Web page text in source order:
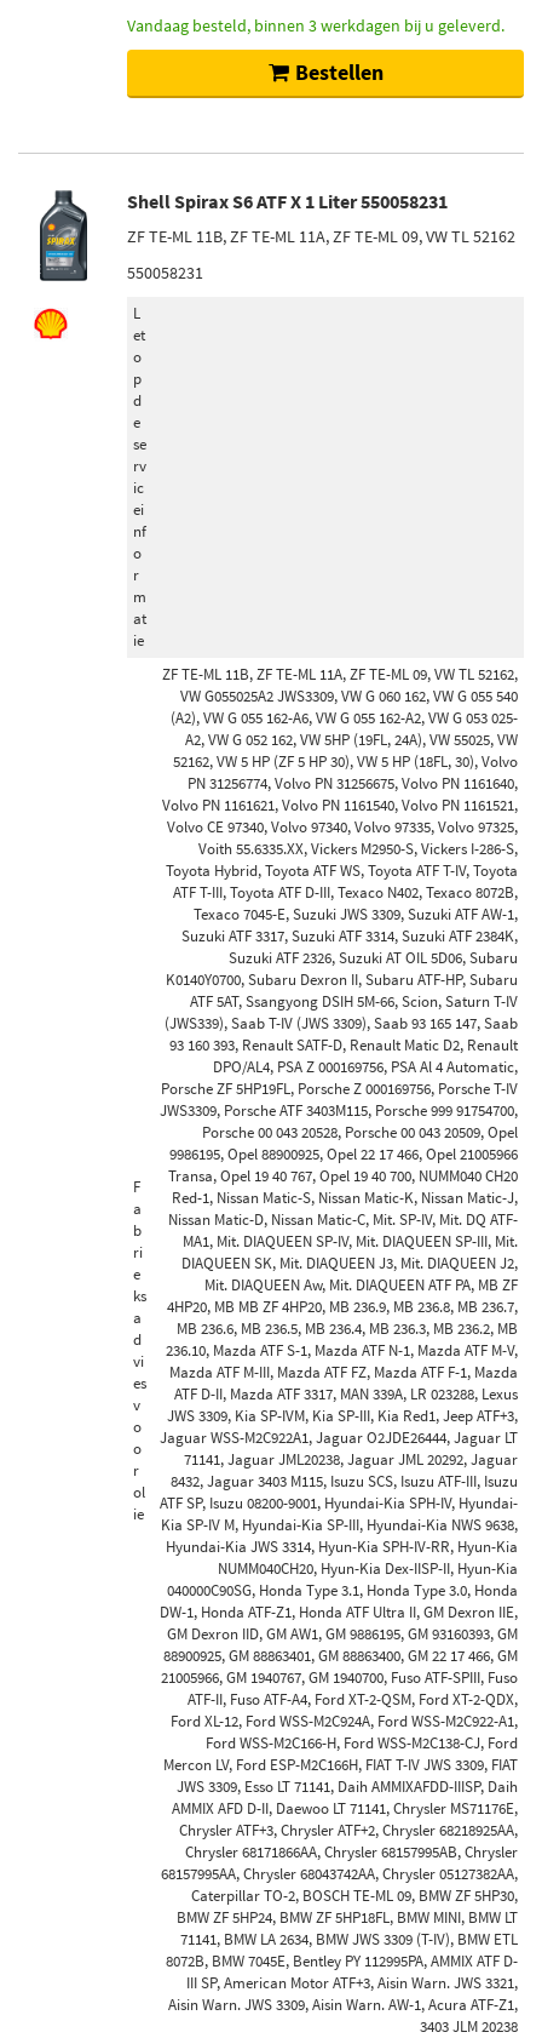
Vandaag besteld, binnen 3 werkdagen bij u geleverd.
Bestellen
Shell Spirax S6 ATF X 1 Liter 550058231
ZF TE-ML 11B, ZF TE-ML 11A, ZF TE-ML 09, VW TL 52162
550058231
L
et
o
p
d
e
se
rv
ic
ei
nf
o
r
m
at
ie
F
a
b
ri
e
ks
a
d
vi
es
v
o
o
r
ol
ie
ZF TE-ML 11B, ZF TE-ML 11A, ZF TE-ML 09, VW TL 52162,
VW G055025A2 JWS3309, VW G 060 162, VW G 055 540
(A2), VW G 055 162-A6, VW G 055 162-A2, VW G 053 025-
A2, VW G 052 162, VW 5HP (19FL, 24A), VW 55025, VW
52162, VW 5 HP (ZF 5 HP 30), VW 5 HP (18FL, 30), Volvo
PN 31256774, Volvo PN 31256675, Volvo PN 1161640,
Volvo PN 1161621, Volvo PN 1161540, Volvo PN 1161521,
Volvo CE 97340, Volvo 97340, Volvo 97335, Volvo 97325,
Voith 55.6335.XX, Vickers M2950-S, Vickers I-286-S,
Toyota Hybrid, Toyota ATF WS, Toyota ATF T-IV, Toyota
ATF T-III, Toyota ATF D-III, Texaco N402, Texaco 8072B,
Texaco 7045-E, Suzuki JWS 3309, Suzuki ATF AW-1,
Suzuki ATF 3317, Suzuki ATF 3314, Suzuki ATF 2384K,
Suzuki ATF 2326, Suzuki AT OIL 5D06, Subaru
K0140Y0700, Subaru Dexron II, Subaru ATF-HP, Subaru
ATF 5AT, Ssangyong DSIH 5M-66, Scion, Saturn T-IV
(JWS339), Saab T-IV (JWS 3309), Saab 93 165 147, Saab
93 160 393, Renault SATF-D, Renault Matic D2, Renault
DPO/AL4, PSA Z 000169756, PSA Al 4 Automatic,
Porsche ZF 5HP19FL, Porsche Z 000169756, Porsche T-IV
JWS3309, Porsche ATF 3403M115, Porsche 999 91754700,
Porsche 00 043 20528, Porsche 00 043 20509, Opel
9986195, Opel 88900925, Opel 22 17 466, Opel 21005966
Transa, Opel 19 40 767, Opel 19 40 700, NUMM040 CH20
Red-1, Nissan Matic-S, Nissan Matic-K, Nissan Matic-J,
Nissan Matic-D, Nissan Matic-C, Mit. SP-IV, Mit. DQ ATF-
MA1, Mit. DIAQUEEN SP-IV, Mit. DIAQUEEN SP-III, Mit.
DIAQUEEN SK, Mit. DIAQUEEN J3, Mit. DIAQUEEN J2,
Mit. DIAQUEEN Aw, Mit. DIAQUEEN ATF PA, MB ZF
4HP20, MB MB ZF 4HP20, MB 236.9, MB 236.8, MB 236.7,
MB 236.6, MB 236.5, MB 236.4, MB 236.3, MB 236.2, MB
236.10, Mazda ATF S-1, Mazda ATF N-1, Mazda ATF M-V,
Mazda ATF M-III, Mazda ATF FZ, Mazda ATF F-1, Mazda
ATF D-II, Mazda ATF 3317, MAN 339A, LR 023288, Lexus
JWS 3309, Kia SP-IVM, Kia SP-III, Kia Red1, Jeep ATF+3,
Jaguar WSS-M2C922A1, Jaguar O2JDE26444, Jaguar LT
71141, Jaguar JML20238, Jaguar JML 20292, Jaguar
8432, Jaguar 3403 M115, Isuzu SCS, Isuzu ATF-III, Isuzu
ATF SP, Isuzu 08200-9001, Hyundai-Kia SPH-IV, Hyundai-
Kia SP-IV M, Hyundai-Kia SP-III, Hyundai-Kia NWS 9638,
Hyundai-Kia JWS 3314, Hyun-Kia SPH-IV-RR, Hyun-Kia
NUMM040CH20, Hyun-Kia Dex-IISP-II, Hyun-Kia
040000C90SG, Honda Type 3.1, Honda Type 3.0, Honda
DW-1, Honda ATF-Z1, Honda ATF Ultra II, GM Dexron IIE,
GM Dexron IID, GM AW1, GM 9886195, GM 93160393, GM
88900925, GM 88863401, GM 88863400, GM 22 17 466, GM
21005966, GM 1940767, GM 1940700, Fuso ATF-SPIII, Fuso
ATF-II, Fuso ATF-A4, Ford XT-2-QSM, Ford XT-2-QDX,
Ford XL-12, Ford WSS-M2C924A, Ford WSS-M2C922-A1,
Ford WSS-M2C166-H, Ford WSS-M2C138-CJ, Ford
Mercon LV, Ford ESP-M2C166H, FIAT T-IV JWS 3309, FIAT
JWS 3309, Esso LT 71141, Daih AMMIXAFDD-IIISP, Daih
AMMIX AFD D-II, Daewoo LT 71141, Chrysler MS71176E,
Chrysler ATF+3, Chrysler ATF+2, Chrysler 68218925AA,
Chrysler 68171866AA, Chrysler 68157995AB, Chrysler
68157995AA, Chrysler 68043742AA, Chrysler 05127382AA,
Caterpillar TO-2, BOSCH TE-ML 09, BMW ZF 5HP30,
BMW ZF 5HP24, BMW ZF 5HP18FL, BMW MINI, BMW LT
71141, BMW LA 2634, BMW JWS 3309 (T-IV), BMW ETL
8072B, BMW 7045E, Bentley PY 112995PA, AMMIX ATF D-
III SP, American Motor ATF+3, Aisin Warn. JWS 3321,
Aisin Warn. JWS 3309, Aisin Warn. AW-1, Acura ATF-Z1,
3403 JLM 20238